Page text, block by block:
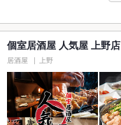
個室居酒屋 人気屋 上野店
居酒屋 上野